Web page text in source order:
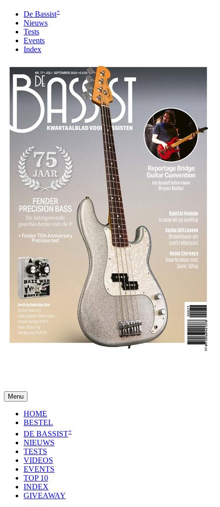
De Bassist+
Nieuws
Tests
Events
Index
Menu
HOME
BESTEL
DE BASSIST+
NIEUWS
TESTS
VIDEOS
EVENTS
TOP 10
INDEX
GIVEAWAY